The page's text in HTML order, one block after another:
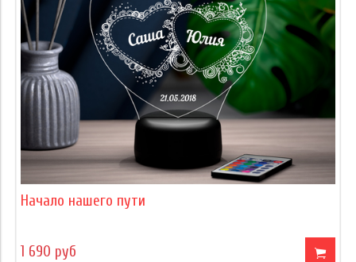
Начало нашего пути
1 690 руб